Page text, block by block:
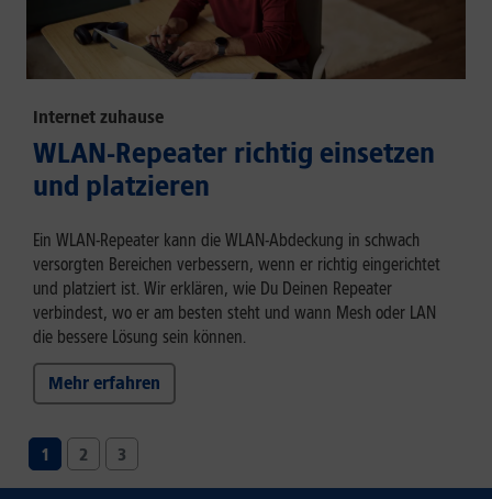
Internet zuhause
WLAN-Repeater richtig einsetzen
und platzieren
Ein WLAN-Repeater kann die WLAN-Abdeckung in schwach
versorgten Bereichen verbessern, wenn er richtig eingerichtet
und platziert ist. Wir erklären, wie Du Deinen Repeater
verbindest, wo er am besten steht und wann Mesh oder LAN
die bessere Lösung sein können.
Mehr erfahren
1 2 3